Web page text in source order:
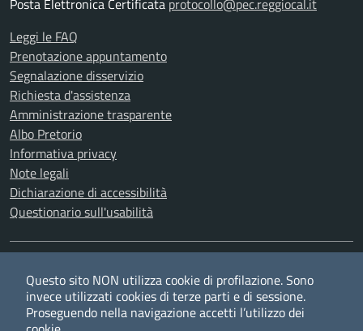
Posta Elettronica Certificata protocollo@pec.reggiocal.it
Leggi le FAQ
Prenotazione appuntamento
Segnalazione disservizio
Richiesta d'assistenza
Amministrazione trasparente
Albo Pretorio
Informativa privacy
Note legali
Dichiarazione di accessibilità
Questionario sull'usabilità
TwitterFacebookYouTubeRSS
Questo sito NON utilizza cookie di profilazione. Sono
invece utilizzati cookies di terze parti e di sessione.
Proseguendo nella navigazione accetti l’utilizzo dei